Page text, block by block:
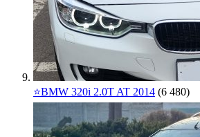
⭐️BMW 320i 2.0T AT 2014 (6 480)